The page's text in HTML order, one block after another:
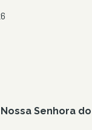
Senhora